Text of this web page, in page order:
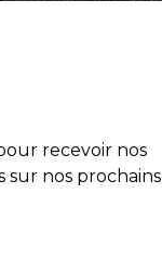
recevoir nos
sur nos prochains